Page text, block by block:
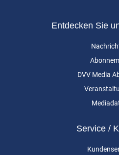
Entdecken Sie
DVV Media
Service /